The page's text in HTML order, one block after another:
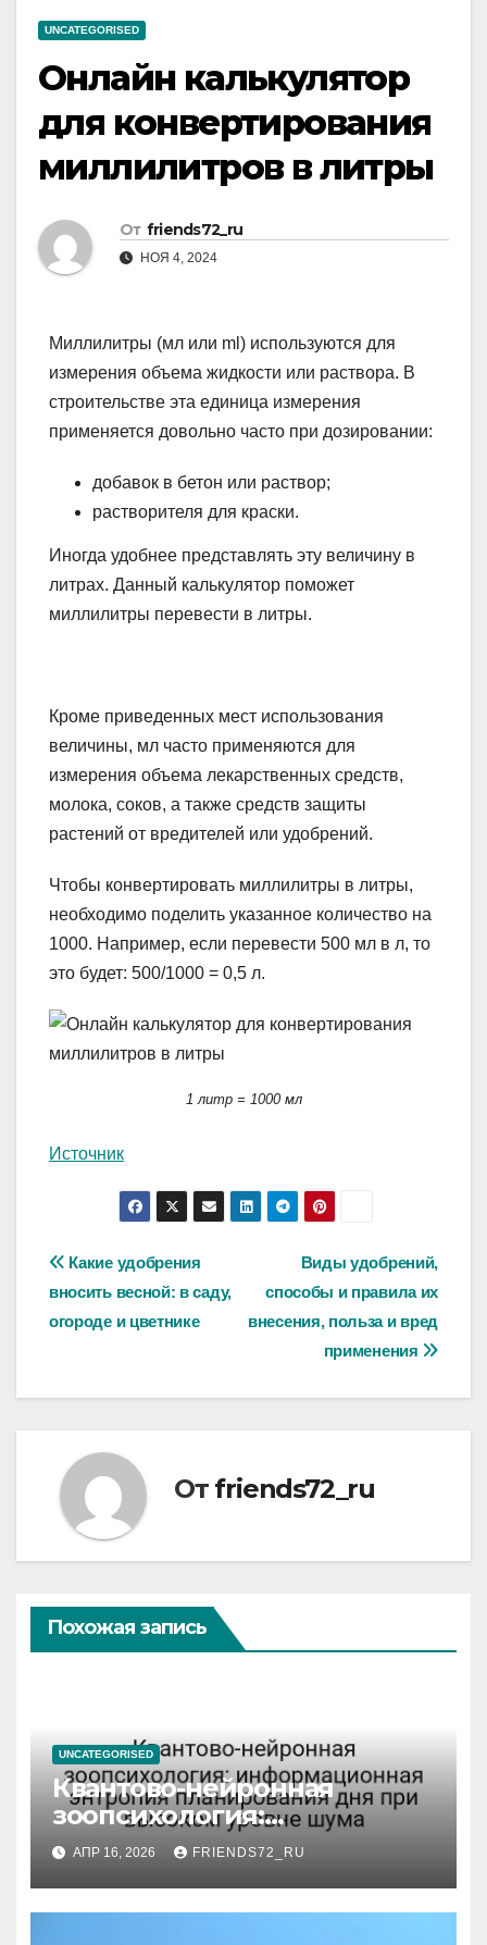
UNCATEGORISED
Онлайн калькулятор
для конвертирования
миллилитров в литры
От friends72_ru
НОЯ 4, 2024
Миллилитры (мл или ml) используются для
измерения объема жидкости или раствора. В
строительстве эта единица измерения
применяется довольно часто при дозировании:
добавок в бетон или раствор;
растворителя для краски.
Иногда удобнее представлять эту величину в
литрах. Данный калькулятор поможет
миллилитры перевести в литры.
Кроме приведенных мест использования
величины, мл часто применяются для
измерения объема лекарственных средств,
молока, соков, а также средств защиты
растений от вредителей или удобрений.
Чтобы конвертировать миллилитры в литры,
необходимо поделить указанное количество на
1000. Например, если перевести 500 мл в л, то
это будет: 500/1000 = 0,5 л.
1 литр = 1000 мл
Источник
Навигация
по
Виды удобрений,
способы и правила их
внесения, польза и вред
применения
Какие удобрения
вносить весной: в саду,
огороде и цветнике
От friends72_ru
Похожая запись
UNCATEGORISED
Квантово-нейронная
зоопсихология:
информационная энтропия
планирования дня при
высоком уровне шума
АПР 16, 2026 FRIENDS72_RU